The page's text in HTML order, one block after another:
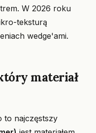
W 2026 roku
teksturą
wedge'ami.
materiał
to najczęstszy